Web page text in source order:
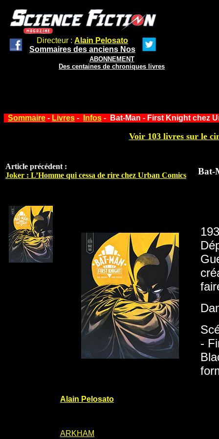
Directeur : Alain Pelosato
Sommaires des anciens Nos
ABONNEMENT
Des centaines de chroniques livres
Sommaire - Livres - Infos - Bat-Man - First Knight chez
Voir 103 livres sur le
Article précédent :
Joker : L’Homme qui cessa de rire chez Urban Comics
Bat-
-
Alain Pelosato
ARKHAM